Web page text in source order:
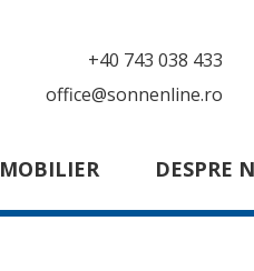
+40 743 038 433
office@sonnenline.ro
MOBILIER DESPRE